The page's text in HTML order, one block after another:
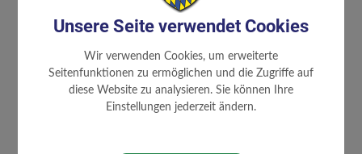
Ausschüsse
Gemeindevorstand
Unsere Seite verwendet Cookies
Wir verwenden Cookies, um erweiterte
Seitenfunktionen zu ermöglichen und die Zugriffe auf
diese Website zu analysieren. Sie können Ihre
Einstellungen jederzeit ändern.